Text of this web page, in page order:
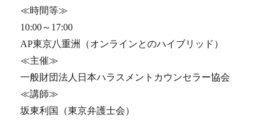
≪時間等≫
10:00～17:00
AP東京八重洲（オンラインとのハイブリッド）
≪主催≫
一般財団法人日本ハラスメントカウンセラー協会
≪講師≫
坂東利国（東京弁護士会）